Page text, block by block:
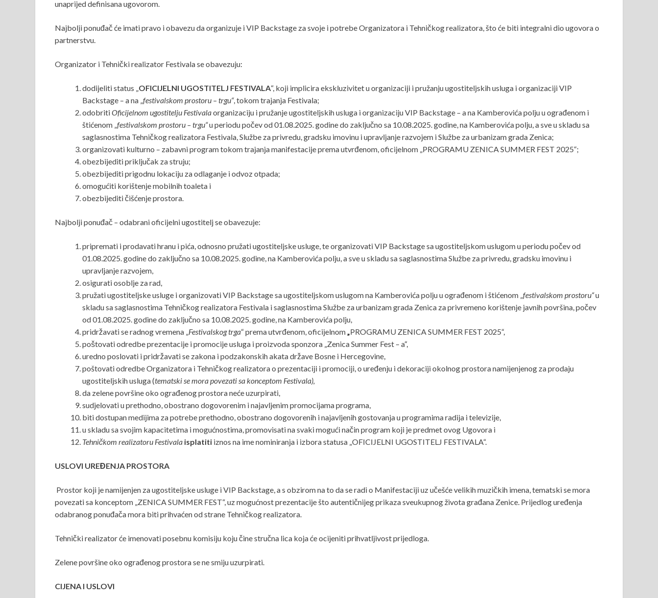
unaprijed definisana ugovorom.
Najbolji ponuđač će imati pravo i obavezu da organizuje i VIP Backstage za svoje i potrebe Organizatora i Tehničkog realizatora, što će biti integralni dio ugovora o
partnerstvu.
Organizator i Tehnički realizator Festivala se obavezuju:
dodijeliti status „ OFICIJELNI UGOSTITELJ FESTIVALA“, koji implicira ekskluzivitet u organizaciji i pružanju ugostiteljskih usluga i organizaciji VIP
Backstage – a na „ festivalskom prostoru – trgu“, tokom trajanja Festivala;
odobritiOficijelnom ugostitelju Festivalaorganizaciju i pružanje ugostiteljskih usluga i organizaciju VIP Backstage – a na Kamberovića polju u ograđenom i
štićenom „ festivalskom prostoru – trgu“u periodu počev od 01.08.2025. godine do zaključno sa 10.08.2025. godine, na Kamberovića polju, a sve u skladu sa
saglasnostima Tehničkog realizatora Festivala, Službe za privredu, gradsku imovinu i upravljanje razvojem i Službe za urbanizam grada Zenica;
organizovati kulturno – zabavni program tokom trajanja manifestacije prema utvrđenom, oficijelnom „PROGRAMU ZENICA SUMMER FEST 2025“;
obezbijediti priključak za struju;
obezbijediti prigodnu lokaciju za odlaganje i odvoz otpada;
omogućiti korištenje mobilnih toaleta i
obezbijediti čišćenje prostora.
Najbolji ponuđač – odabrani oficijelni ugostitelj se obavezuje:
pripremati i prodavati hranu i pića, odnosno pružati ugostiteljske usluge, te organizovati VIP Backstage sa ugostiteljskom uslugom u periodu počev od
01.08.2025. godine do zaključno sa 10.08.2025. godine, na Kamberovića polju, a sve u skladu sa saglasnostima Službe za privredu, gradsku imovinu i
upravljanje razvojem,
osigurati osoblje za rad,
pružati ugostiteljske usluge i organizovati VIP Backstage sa ugostiteljskom uslugom na Kamberovića polju u ograđenom i štićenom „ festivalskom prostoru“u
skladu sa saglasnostima Tehničkog realizatora Festivala i saglasnostima Službe za urbanizam grada Zenica za privremeno korištenje javnih površina, počev
od 01.08.2025. godine do zaključno sa 10.08.2025. godine, na Kamberovića polju,
pridržavati se radnog vremena „ Festivalskog trga“ prema utvrđenom, oficijelnom PROGRAMU ZENICA SUMMER FEST 2025“,
poštovati odredbe prezentacije i promocije usluga i proizvoda sponzora „Zenica Summer Fest – a“,
uredno poslovati i pridržavati se zakona i podzakonskih akata države Bosne i Hercegovine,
poštovati odredbe Organizatora i Tehničkog realizatora o prezentaciji i promociji, o uređenju i dekoraciji okolnog prostora namijenjenog za prodaju
ugostiteljskih usluga (tematski se mora povezati sa konceptom Festivala),
da zelene površine oko ograđenog prostora neće uzurpirati,
sudjelovati u prethodno, obostrano dogovorenim i najavljenim promocijama programa,
biti dostupan medijima za potrebe prethodno, obostrano dogovorenih i najavljenih gostovanja u programima radija i televizije,
u skladu sa svojim kapacitetima i mogućnostima, promovisati na svaki mogući način program koji je predmet ovog Ugovora i
Tehničkom realizatoru Festivala isplatiti iznos na ime nominiranja i izbora statusa „OFICIJELNI UGOSTITELJ FESTIVALA“.
USLOVI UREĐENJA PROSTORA
Prostor koji je namijenjen za ugostiteljske usluge i VIP Backstage, a s obzirom na to da se radi o Manifestaciji uz učešće velikih muzičkih imena, tematski se mora
povezati sa konceptom „ZENICA SUMMER FEST“, uz mogućnost prezentacije što autentičnijeg prikaza sveukupnog života građana Zenice. Prijedlog uređenja
odabranog ponuđača mora biti prihvaćen od strane Tehničkog realizatora.
Tehnički realizator će imenovati posebnu komisiju koju čine stručna lica koja će ocijeniti prihvatljivost prijedloga.
Zelene površine oko ograđenog prostora se ne smiju uzurpirati.
CIJENA I USLOVI